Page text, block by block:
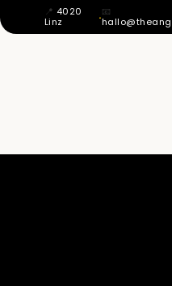
📍 4020
Linz
·📧